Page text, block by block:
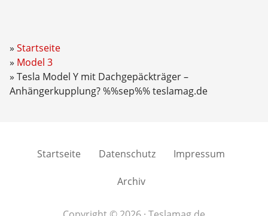
Startseite
Model 3
Tesla Model Y mit Dachgepäckträger –
Anhängerkupplung? %%sep%% teslamag.de
Startseite Datenschutz Impressum
Archiv